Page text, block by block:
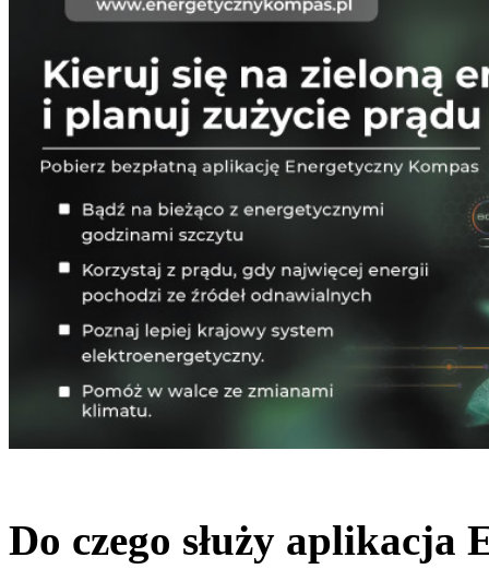
Do czego służy aplikacja